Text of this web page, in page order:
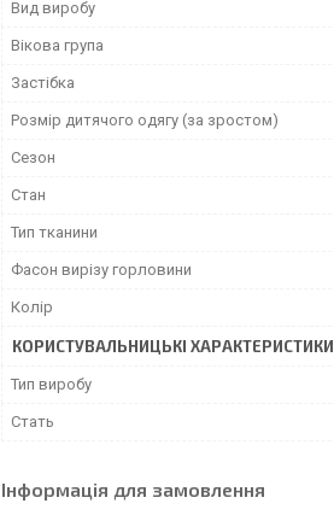
Вид виробу
Вікова група
Застібка
Розмір дитячого одягу (за зростом)
Сезон
Стан
Тип тканини
Фасон вирізу горловини
Колір
КОРИСТУВАЛЬНИЦЬКІ ХАРАКТЕРИСТИКИ
Тип виробу
Стать
Інформація для замовлення